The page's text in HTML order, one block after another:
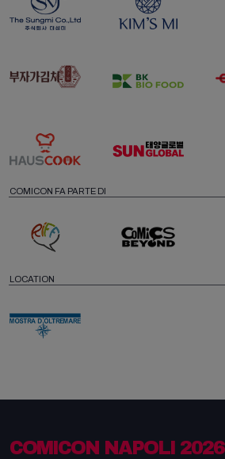
COMICON FA PARTE DI
LOCATION
COMICON NAPOLI 2026